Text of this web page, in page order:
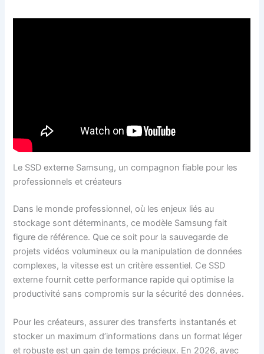
Le SSD externe Samsung, un compagnon fiable pour les
professionnels et créateurs
Dans le monde professionnel, où les enjeux liés au
stockage sont déterminants, ce modèle Samsung fait
figure de référence. Que ce soit pour la sauvegarde de
projets vidéos volumineux ou la manipulation de données
complexes, la vitesse est un critère essentiel. Ce SSD
externe fournit cette performance rapide qui optimise la
productivité sans compromis sur la sécurité des données.
Pour les créateurs, assurer des transferts instantanés et
stocker un maximum d’informations dans un format léger
et robuste est un gain de temps précieux. En 2026, avec